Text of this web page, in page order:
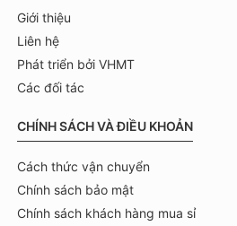
Giới thiệu
Liên hệ
Phát triển bởi VHMT
Các đối tác
CHÍNH SÁCH VÀ ĐIỀU KHOẢN
Cách thức vận chuyển
Chính sách bảo mật
Chính sách khách hàng mua sỉ